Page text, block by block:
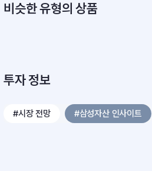
비슷한 유형의 상품
투자 정보
#시장 전망 #삼성자산 인사이트